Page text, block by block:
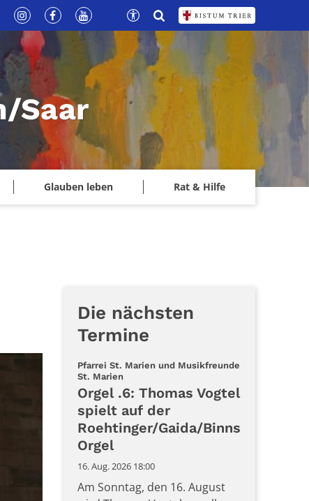
Saar
Glauben leben Rat & Hilfe
Die nächsten
Termine
Pfarrei St. Marien und Musikfreunde
St. Marien:
Orgel .6: Thomas Vogtel
spielt auf der
Roehtinger/Gaida/Binns
Orgel
16. Aug. 2026 18:00
Am Sonntag, den 16. August